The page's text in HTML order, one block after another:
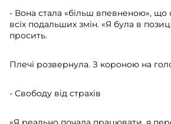
- Вона стала «більш впевненою», що
всіх подальших змін. «Я була в
просить.
Плечі розвернула. З короною на
- Свободу від страхів